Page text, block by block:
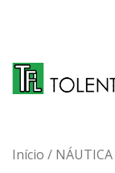
content
Início / NÁUTICA